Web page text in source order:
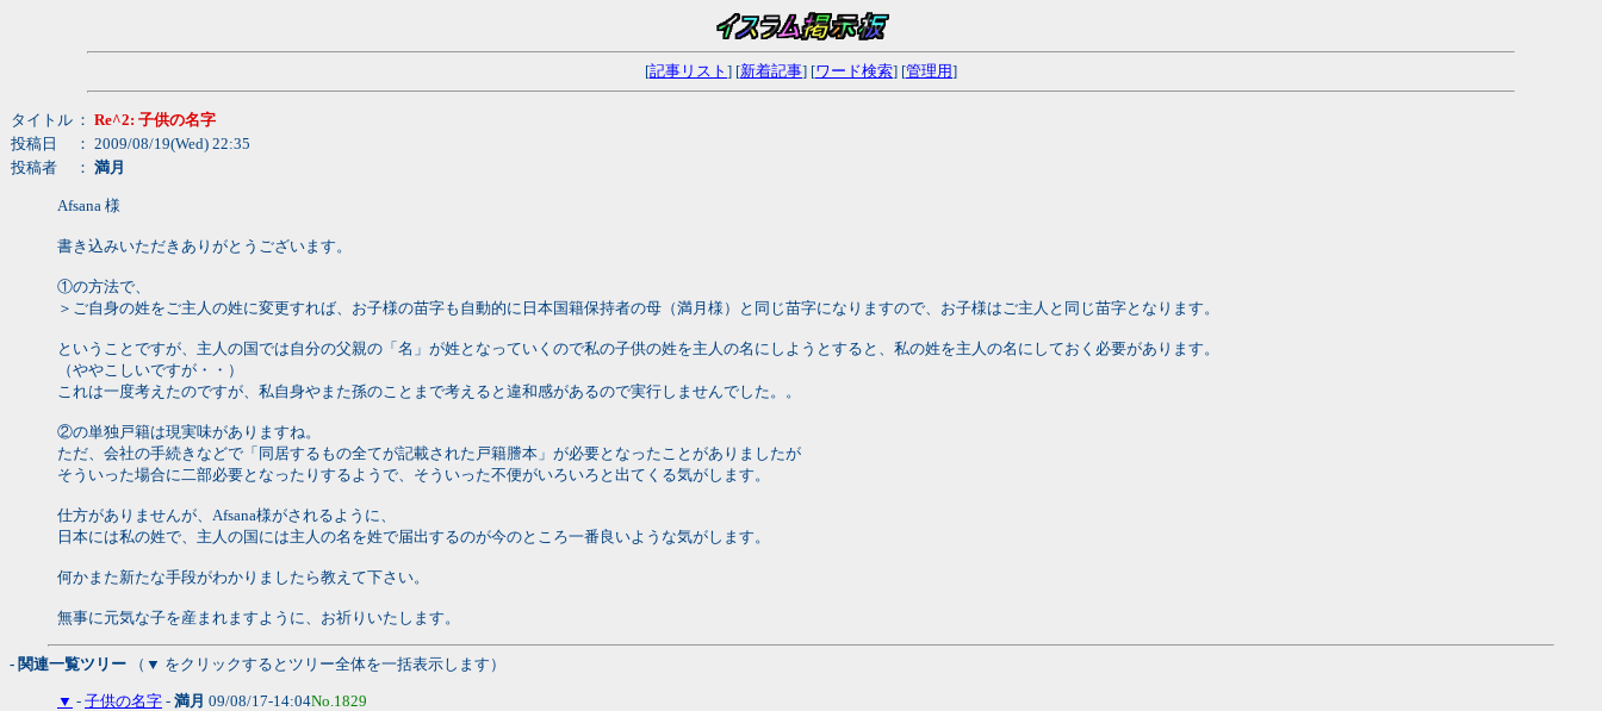
[記事リスト ] [新着記事] [ワード検索] [管理用]
タイトル ： Re^2: 子供の名字
投稿日
： 2009/08/19(Wed) 22:35
投稿者
： 満月
Afsana 様
書き込みいただきありがとうございます。
①の方法で、
＞ご自身の姓をご主人の姓に変更すれば、お子様の苗字も自動的に日本国籍保持者の母（満月様）と同じ苗字になりますので、お子様はご主人と同じ苗字となります。
ということですが、主人の国では自分の父親の「名」が姓となっていくので私の子供の姓を主人の名にしようとすると、私の姓を主人の名にしておく必要があります。
（ややこしいですが・・）
これは一度考えたのですが、私自身やまた孫のことまで考えると違和感があるので実行しませんでした。。
②の単独戸籍は現実味がありますね。
ただ、会社の手続きなどで「同居するもの全てが記載された戸籍謄本」が必要となったことがありましたが
そういった場合に二部必要となったりするようで、そういった不便がいろいろと出てくる気がします。
仕方がありませんが、Afsana様がされるように、
日本には私の姓で、主人の国には主人の名を姓で届出するのが今のところ一番良いような気がします。
何かまた新たな手段がわかりましたら教えて下さい。
無事に元気な子を産まれますように、お祈りいたします。
- 関連一覧ツリー （▼ をクリックするとツリー全体を一括表示します）
▼ - 子供の名字 - 満月 09/08/17-14:04No.1829